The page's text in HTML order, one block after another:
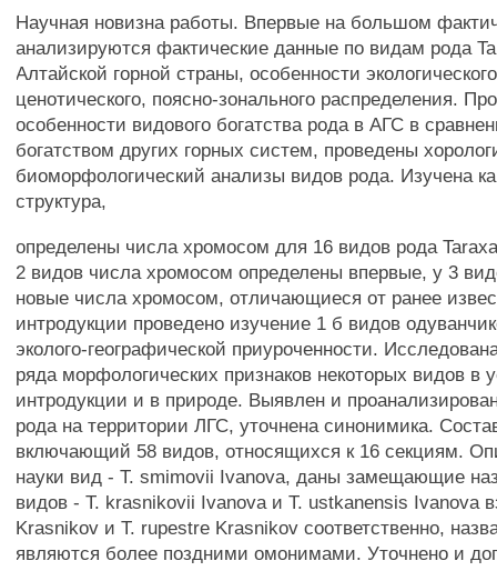
Научная новизна работы. Впервые на большом
анализируются фактические данные по видам рода
Алтайской горной страны, особенности
ценотического, поясно-зонального распределения.
особенности видового богатства рода в АГС в
богатством других горных систем, проведены
биоморфологический анализы видов рода. Изучена
структура,
определены числа хромосом для 16 видов рода
2 видов числа хромосом определены впервые, у 3
новые числа хромосом, отличающиеся от ранее
интродукции проведено изучение 1 б видов
эколого-географической приуроченности.
ряда морфологических признаков некоторых видов в
интродукции и в природе. Выявлен и
рода на территории ЛГС, уточнена синонимика.
включающий 58 видов, относящихся к 16 секциям.
науки вид - Т. smimovii Ivanova, даны замещающие
видов - Т. krasnikovii Ivanova и Т. ustkanensis Ivanova
Krasnikov и Т. rupestre Krasnikov соответственно,
являются более поздними омонимами. Уточнено и